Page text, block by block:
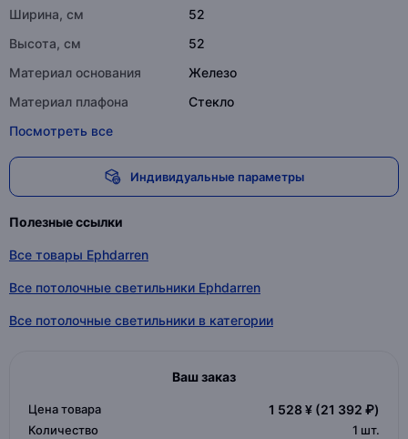
Ширина, см
52
Высота, см
52
Материал основания
Железо
Материал плафона
Стекло
Посмотреть все
Индивидуальные параметры
Полезные ссылки
Все товары Ephdarren
Все потолочные светильники Ephdarren
Все потолочные светильники в категории
Ваш заказ
Цена товара 1 528 ¥ (21 392 ₽)
Количество 1 шт.